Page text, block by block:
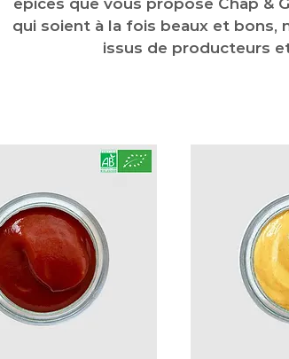
qui soient à la fois beaux et bons,
issus de producteurs